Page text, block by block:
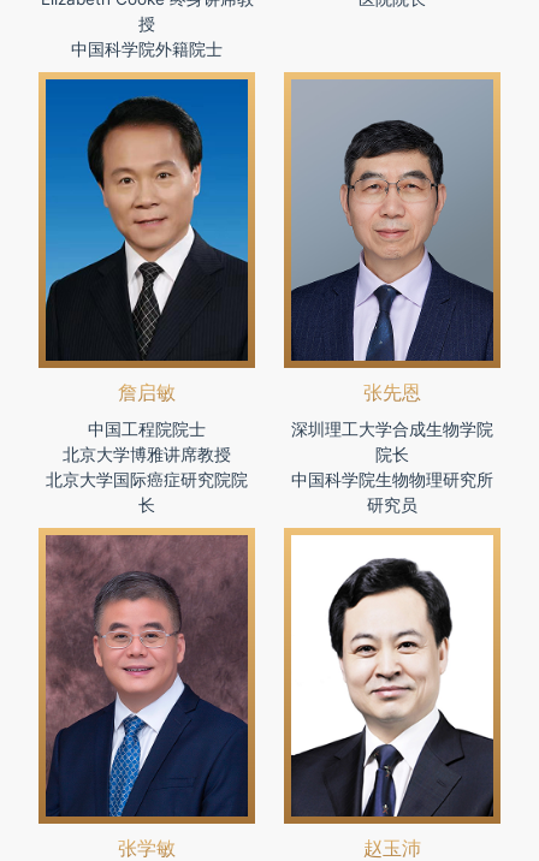
授
中国科学院外籍院士
詹启敏
中国工程院院士
北京大学博雅讲席教授
北京大学国际癌症研究院院
长
张先恩
深圳理工大学合成生物学院
院长
中国科学院生物物理研究所
研究员
张学敏 赵玉沛